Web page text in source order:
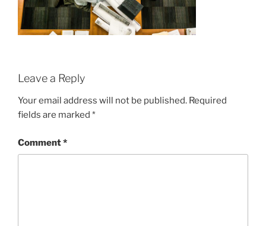
Leave a Reply
Your email address will not be published. Required
fields are marked *
Comment*